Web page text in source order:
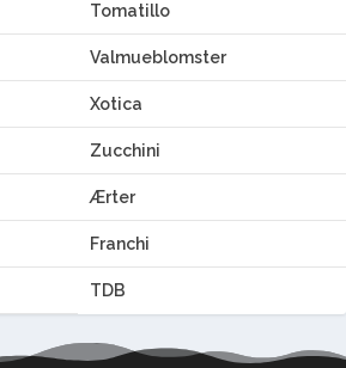
Tomatillo
Valmueblomster
Xotica
Zucchini
Ærter
Franchi
TDB